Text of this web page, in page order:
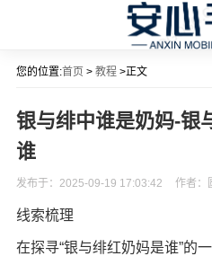
您的位置:首页 > 教程>正文
银与绯中谁是奶妈-银
谁
发布于：2025-09-19 17:03:42 作者：
线索梳理
在探寻“银与绯红奶妈是谁”的